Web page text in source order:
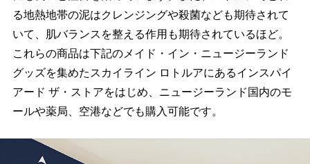
る地熱地帯の泥はクレンジングや殺菌なども期待されて
いて、肌バランスを整える作用も期待されているほど。
これらの商品は下記のメイド・イン・ニュージーランド
グッズを集めたスカイライン ロトルアにあるインスパイ
アード ザ・ストアをはじめ、ニュージーランド国内のモ
ールや薬局、空港などでも購入可能です。